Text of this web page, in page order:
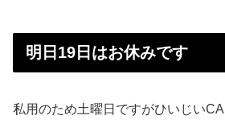
明日19日はお休みです
私用のため土曜日ですがひいじい